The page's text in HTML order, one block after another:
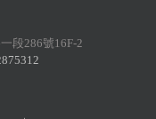
段286號16F-2